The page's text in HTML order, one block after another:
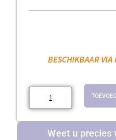
BESCHIKBAAR VIA
Weet u precies